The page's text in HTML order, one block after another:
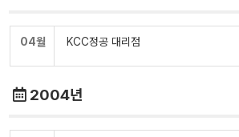
04월 KCC정공 대리점
2004년